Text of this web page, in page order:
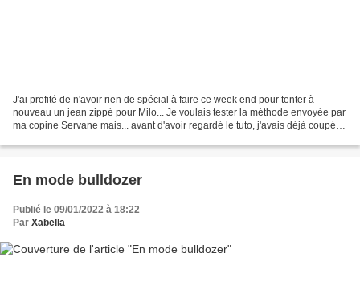
J'ai profité de n'avoir rien de spécial à faire ce week end pour tenter à
nouveau un jean zippé pour Milo... Je voulais tester la méthode envoyée par
ma copine Servane mais... avant d'avoir regardé le tuto, j'avais déjà coupé
En mode bulldozer
Publié le 09/01/2022 à 18:22
Par Xabella